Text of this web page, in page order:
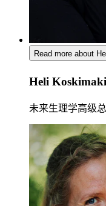
Read more about
Heli
未来生理学高级